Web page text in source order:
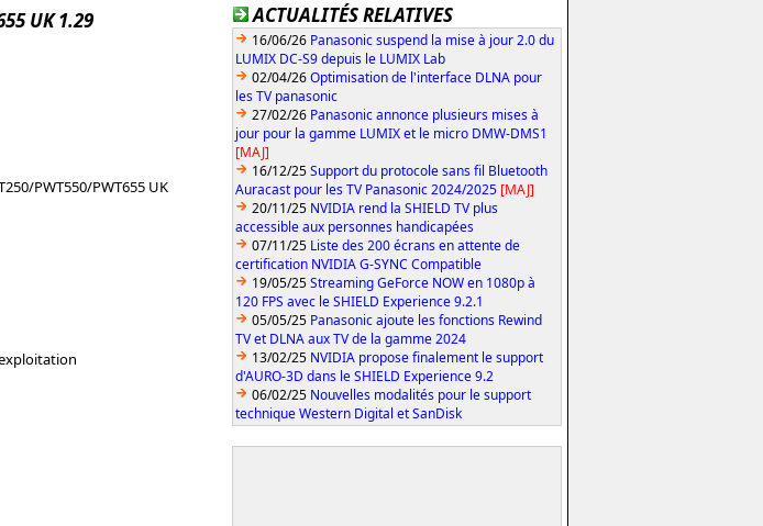
UK 1.29
PWT550/PWT655 UK
ACTUALITÉS RELATIVES
16/06/26 Panasonic suspend la mise à jour 2.0 du
LUMIX DC-S9 depuis le LUMIX Lab
02/04/26Optimisation de l'interface DLNA pour
les TV panasonic
27/02/26 Panasonic annonce plusieurs mises à
jour pour la gamme LUMIX et le micro DMW-DMS1
[MAJ]
16/12/25Support du protocole sans fil Bluetooth
Auracast pour les TV Panasonic 2024/2025 [MAJ]
20/11/25 NVIDIA rend la SHIELD TV plus
accessible aux personnes handicapées
07/11/25 Liste des 200 écrans en attente de
certification NVIDIA G-SYNC Compatible
19/05/25Streaming GeForce NOW en 1080p à
120 FPS avec le SHIELD Experience 9.2.1
05/05/25 Panasonic ajoute les fonctions Rewind
TV et DLNA aux TV de la gamme 2024
13/02/25 NVIDIA propose finalement le support
d'AURO-3D dans le SHIELD Experience 9.2
06/02/25 Nouvelles modalités pour le support
technique Western Digital et SanDisk